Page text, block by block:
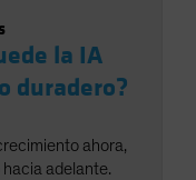
la IA
duradero?
ahora,
adelante.